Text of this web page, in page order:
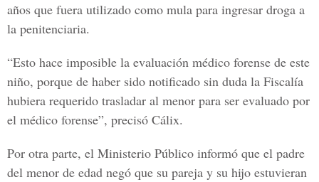
años que fuera utilizado como mula para ingresar droga a
la penitenciaria.
“Esto hace imposible la evaluación médico forense de este
niño, porque de haber sido notificado sin duda la Fiscalía
hubiera requerido trasladar al menor para ser evaluado por
el médico forense”, precisó Cálix.
Por otra parte, el Ministerio Público informó que el padre
del menor de edad negó que su pareja y su hijo estuvieran